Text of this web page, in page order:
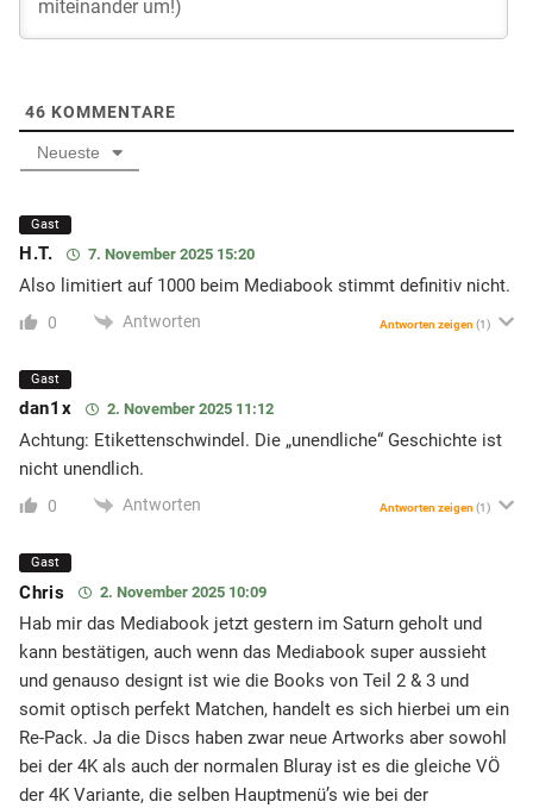
46 KOMMENTARE
Neueste
Gast
H.T. 7. November 2025 15:20
Also limitiert auf 1000 beim Mediabook stimmt definitiv nicht.
0 Antworten Antworten zeigen (1)
Gast
dan1x 2. November 2025 11:12
Achtung: Etikettenschwindel. Die „unendliche“ Geschichte ist
nicht unendlich.
0 Antworten Antworten zeigen (1)
Gast
Chris 2. November 2025 10:09
Hab mir das Mediabook jetzt gestern im Saturn geholt und
kann bestätigen, auch wenn das Mediabook super aussieht
und genauso designt ist wie die Books von Teil 2 & 3 und
somit optisch perfekt Matchen, handelt es sich hierbei um ein
Re-Pack. Ja die Discs haben zwar neue Artworks aber sowohl
bei der 4K als auch der normalen Bluray ist es die gleiche VÖ
der 4K Variante, die selben Hauptmenü’s wie bei der